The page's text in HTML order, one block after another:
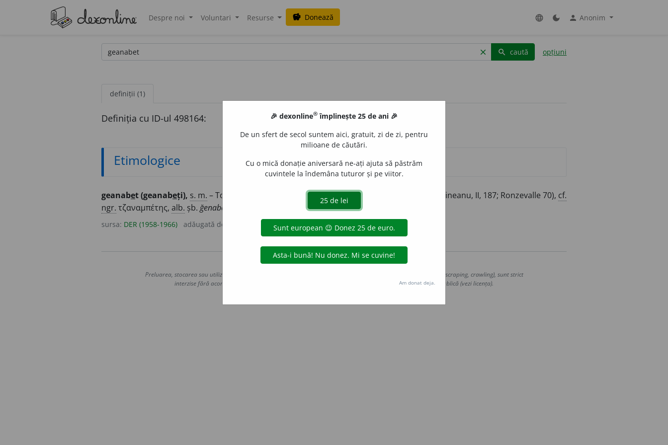
Despre noi Voluntari Resurse savings Donează language dark_mode person Anonim
clear search caută opțiuni
definiții (1)
Definiția cu ID-ul 498164:
Etimologice
geanabet (geanabeți), s. m. – Tont, prost, netot. – Var.genabet.Tc.cenabet „om necurat” (Șeineanu, II, 187; Ronzevalle 70), cf.
ngr. τζαναμπέτης, alb. șb. ğenabet,
sursa: DER (1958-1966) adăugată de acțiuni
Copyright © 2004-2026 dexonline (https://dexonline.ro)
Preluarea, stocarea sau utilizarea datelor de pe acest site, inclusiv prin orice metode de extragere automată (web scraping, crawling), sunt strict
interzise fără acordul nostru prealabil scris, cu excepția seturilor de date oferite oficial spre utilizare publică (vezi licența).
🎉 dexonline® împlinește 25 de ani 🎉
De un sfert de secol suntem aici, gratuit, zi de zi, pentru
milioane de căutări.
Cu o mică donație aniversară ne-ați ajuta să păstrăm
cuvintele la îndemâna tuturor și pe viitor.
Am donat deja.